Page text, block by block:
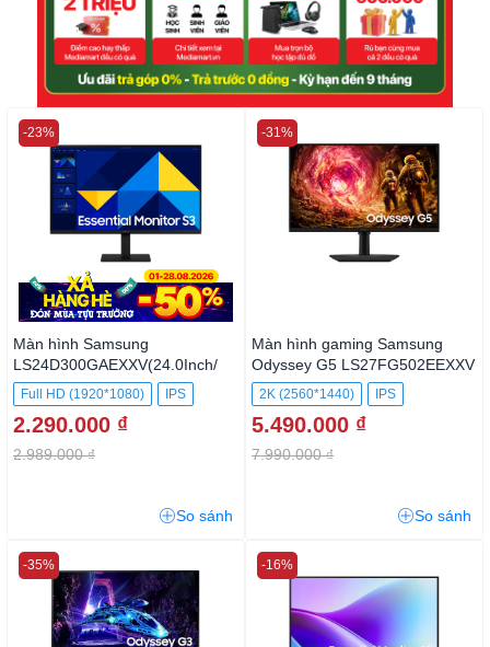
Màn hình Samsung
LS24D300GAEXXV(24.0Inch/
Full HD/ 100HZ/ 250cd/m2/ IPS)
Full HD (1920*1080) IPS
2.290.000 ₫
2.989.000 ₫
-23%
So sánh
Màn hình gaming Samsung
Odyssey G5 LS27FG502EEXXV
2K (2560*1440) IPS
5.490.000 ₫
7.990.000 ₫
-31%
So sánh
-35% -16%